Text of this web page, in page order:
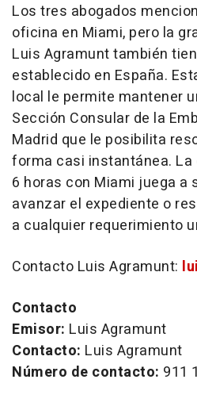
Los tres abogados
oficina en Miami, pero la
Luis Agramunt también
establecido en España.
local le permite mantener
Sección Consular de la
Madrid que le posibilita
forma casi instantánea.
6 horas con Miami juega a
avanzar el expediente o
a cualquier requerimiento
Contacto Luis Agramunt:
Contacto
Emisor: Luis Agramunt
Contacto: Luis Agramunt
Número de contacto: 911